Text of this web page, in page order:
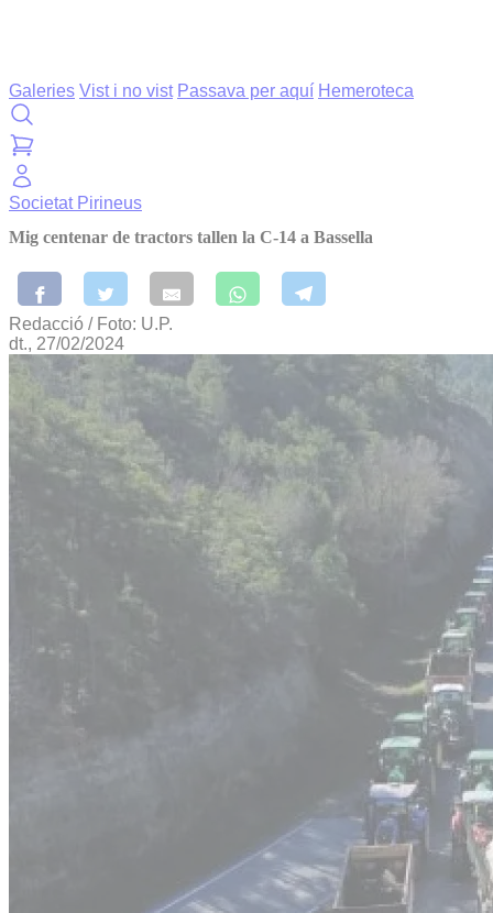
Galeries Vist i no vist Passava per aquí Hemeroteca
Societat Pirineus
Mig centenar de tractors tallen la C-14 a Bassella
Redacció / Foto: U.P.
dt., 27/02/2024